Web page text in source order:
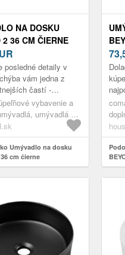
NA DOSKU
2 36 CM ČIERNE
posledné detaily v
vám jedna z
častí -
Vaša cesta za
pravého
sa prá...
vybavenie a
umývadlá na
Umývadlo na dosku
cm čierne